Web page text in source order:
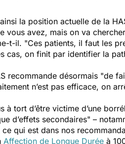
la position actuelle de la
avez, mais on va
t-il. "Ces patients, il faut les
cas, on finit par identifier la
recommande désormais "de
n’est pas efficace, on
tort d’être victime d’une
d’effets secondaires" –
qui est dans nos
Affection de Longue Durée à